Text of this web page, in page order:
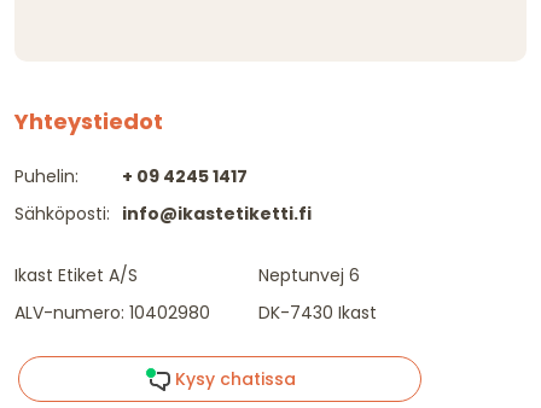
Yhteystiedot
Puhelin:
Sähköposti:
+ 09 4245 1417
info@ikastetiketti.fi
Ikast Etiket A/S
ALV-numero: 10402980
Neptunvej 6
DK-7430 Ikast
Kysy chatissa